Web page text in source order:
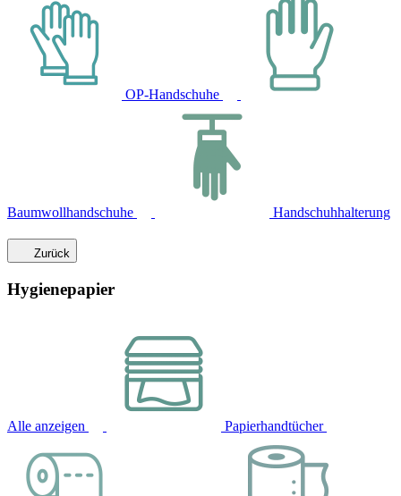
OP-Handschuhe
Baumwollhandschuhe Handschuhhalterung
Zurück
Hygienepapier
Alle anzeigen Papierhandtücher